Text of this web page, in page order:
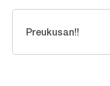
Preukusan!!